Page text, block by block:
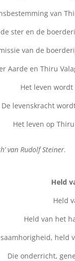
van
ster en de
van de
Aarde en Thiru
Het leven
De levenskracht
Het leven op
van Rudolf Steiner.
Held
Held
Held van het
held
Die onderricht,